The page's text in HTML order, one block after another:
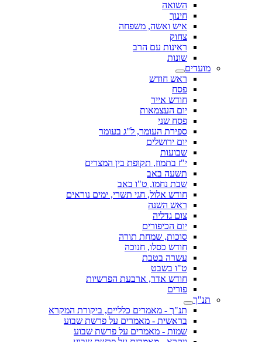
השואה
חינוך
איש ואשה, משפחה
צחוק
ראינות עם הרב
שונות
מועדים
ראש חודש
פסח
חודש אייר
יום העצמאות
פסח שני
ספירת העומר, ל"ג בעומר
יום ירושלים
שבועות
י"ז בתמוז, תקופת בין המצרים
תשעה באב
שבת נחמו, ט"ו באב
חודש אלול, חגי תשרי, ימים נוראים
ראש השנה
צום גדליה
יום הכיפורים
סוכות, שמחת תורה
חודש כסלו, חנוכה
עשרה בטבת
ט"ו בשבט
חודש אדר, ארבעת הפרשיות
פורים
תנ"ך
תנ"ך - מאמרים כלליים, ביקורת המקרא
בראשית - מאמרים על פרשת שבוע
שמות - מאמרים על פרשת שבוע